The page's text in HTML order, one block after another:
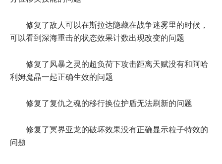
修复了敌人可以在斯拉达隐藏在战争迷雾里的时候，
可以看到深海重击的状态效果计数出现改变的问题
修复了风暴之灵的超负荷下攻击距离天赋没有和阿哈
利姆魔晶一起正确生效的问题
修复了复仇之魂的移行换位护盾无法刷新的问题
修复了冥界亚龙的破坏效果没有正确显示粒子特效的
问题